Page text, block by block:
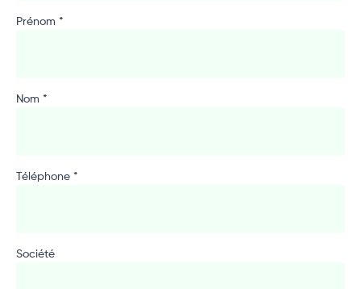
Prénom *
Nom *
Téléphone *
Société